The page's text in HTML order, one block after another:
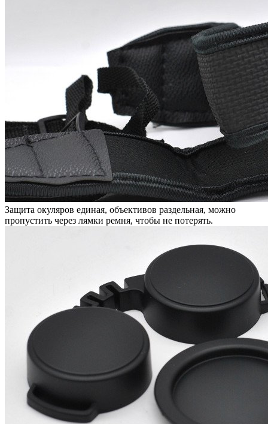
Защита окуляров единая, объективов раздельная, можно
пропустить через лямки ремня, чтобы не потерять.